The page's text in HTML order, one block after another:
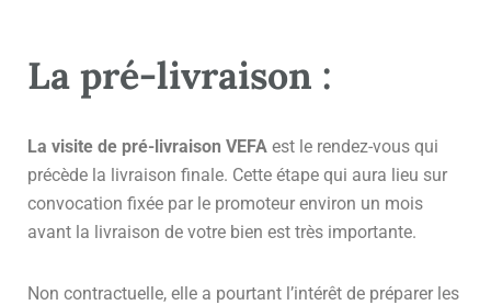
La pré-livraison :
La visite de pré-livraison VEFA est le rendez-vous qui
précède la livraison finale. Cette étape qui aura lieu sur
convocation fixée par le promoteur environ un mois
avant la livraison de votre bien est très importante.
Non contractuelle, elle a pourtant l’intérêt de préparer les